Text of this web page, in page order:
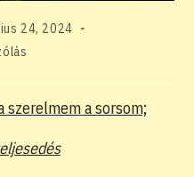
24, 2024
szerelmem a sorsom;